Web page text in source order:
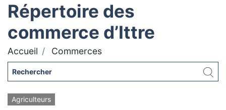
Répertoire des
commerce d’Ittre
Accueil Commerces
Agriculteurs